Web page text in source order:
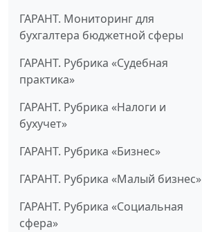
ГАРАНТ. Мониторинг для
бухгалтера бюджетной сферы
ГАРАНТ. Рубрика «Судебная
практика»
ГАРАНТ. Рубрика «Налоги и
бухучет»
ГАРАНТ. Рубрика «Бизнес»
ГАРАНТ. Рубрика «Малый бизнес»
ГАРАНТ. Рубрика «Социальная
сфера»